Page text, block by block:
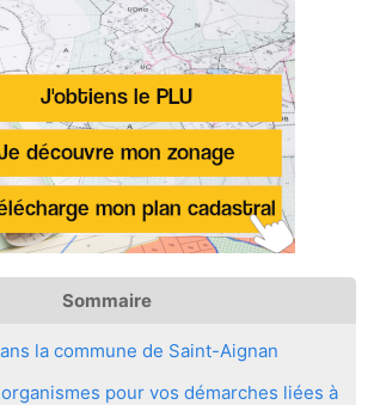
Sommaire
la commune de Saint-Aignan
pour vos démarches liées à